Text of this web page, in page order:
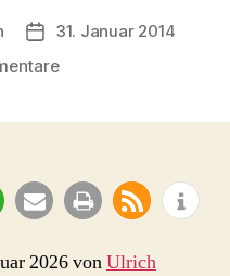
Beitragsdatum
31. Januar 2014
zu
der
„erste
der
2026 vonUlrich